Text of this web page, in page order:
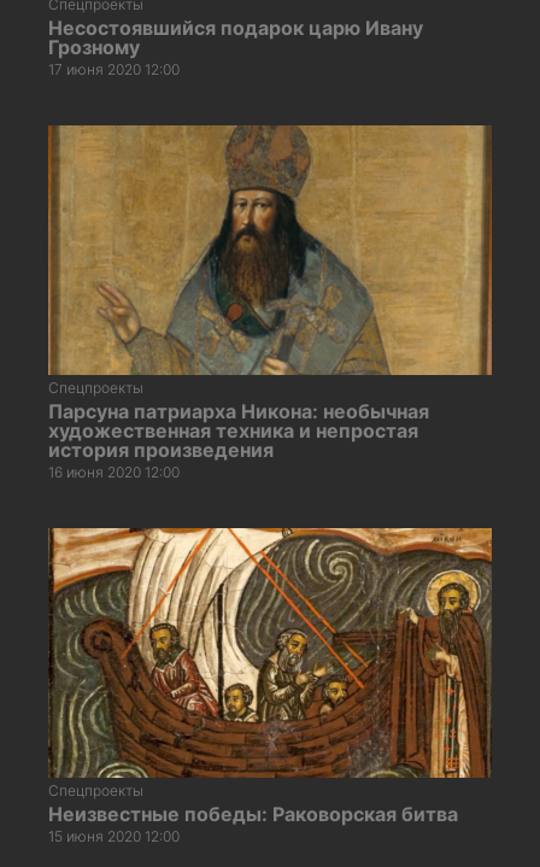
Спецпроекты
Несостоявшийся подарок царю Ивану
Грозному
17 июня 2020 12:00
Спецпроекты
Парсуна патриарха Никона: необычная
художественная техника и непростая
история произведения
16 июня 2020 12:00
Спецпроекты
Неизвестные победы: Раковорская битва
15 июня 2020 12:00